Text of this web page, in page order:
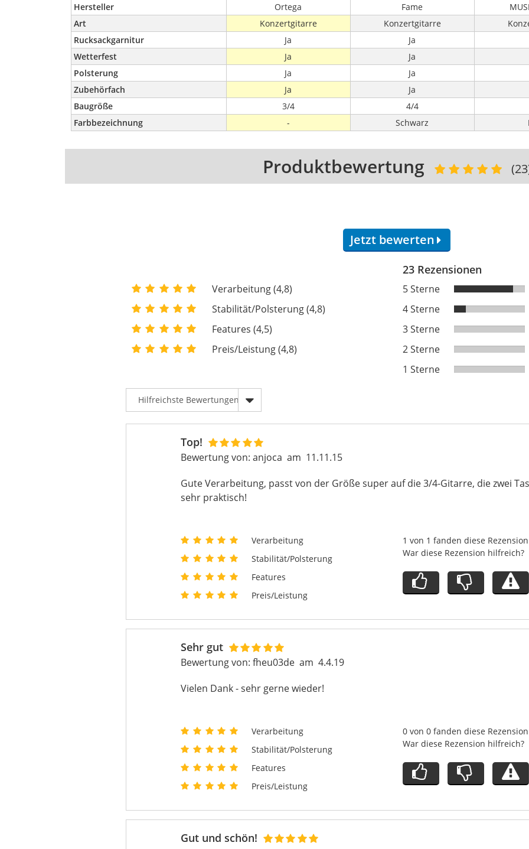
Hersteller
Ortega Fame
Art
Konzertgitarre Konzertgitarre
Rucksackgarnitur
Ja Ja
Wetterfest
Ja Ja
Polsterung
Ja Ja
Zubehörfach
Ja Ja
Baugröße
3/4 4/4
Farbbezeichnung
- Schwarz
Produktbewertung
Jetzt bewerten
Verarbeitung (4,8)
Stabilität/Polsterung (4,8)
Features (4,5)
Preis/Leistung (4,8)
23 Rezensionen
5 Sterne
4 Sterne
3 Sterne
2 Sterne
1 Sterne
Top!
Bewertung von: anjoca am 11.11.15
Gute Verarbeitung, passt von der Größe super auf die 3/4-Gitarre, die zwei
sehr praktisch!
Verarbeitung
Stabilität/Polsterung
Features
Preis/Leistung
1 von 1 fanden diese
War diese Rezension hilfreich?
Sehr gut
Bewertung von: fheu03de am 4.4.19
Vielen Dank - sehr gerne wieder!
Verarbeitung
Stabilität/Polsterung
Features
Preis/Leistung
0 von 0 fanden diese
War diese Rezension hilfreich?
Gut und schön!